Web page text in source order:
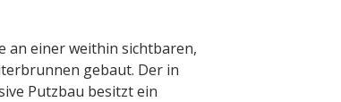
an einer weithin sichtbaren,
gebaut. Der in
Putzbau besitzt ein